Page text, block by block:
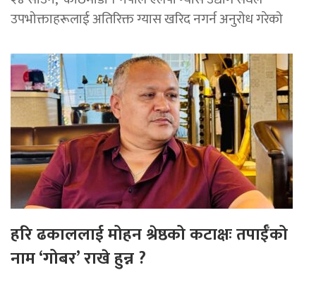
उपभोक्ताहरूलाई अतिरिक्त ग्यास खरिद नगर्न अनुरोध गरेको
हरि ढकाललाई मोहन श्रेष्ठको कटाक्षः तपाईँको
नाम ‘गोबर’ राखे हुन्न ?